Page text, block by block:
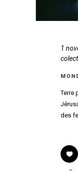
1
Terre
des